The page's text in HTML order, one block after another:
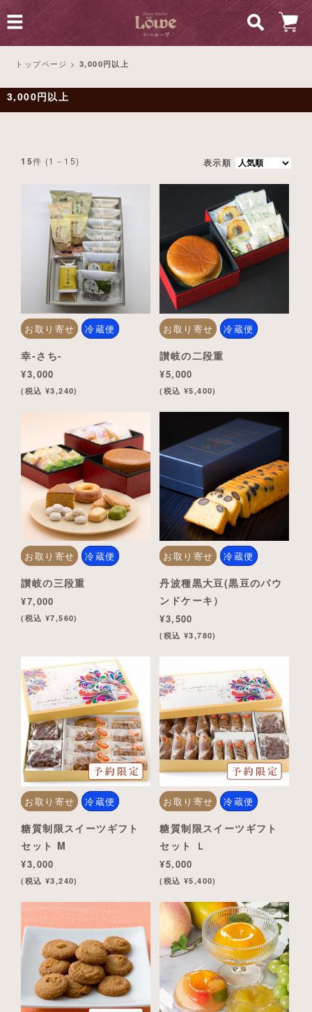
トップページ > 3,000円以上
3,000円以上
15件 (1－15) 表示順
お取り寄せ 冷蔵便
幸-さち-
¥3,000
(税込 ¥3,240)
お取り寄せ 冷蔵便
讃岐の二段重
¥5,000
(税込 ¥5,400)
お取り寄せ 冷蔵便
讃岐の三段重
¥7,000
(税込 ¥7,560)
お取り寄せ 冷蔵便
丹波種黒大豆(黒豆のパウ
ンドケーキ）
¥3,500
(税込 ¥3,780)
お取り寄せ 冷蔵便
糖質制限スイーツギフト
セット M
¥3,000
(税込 ¥3,240)
お取り寄せ 冷蔵便
糖質制限スイーツギフト
セット Ｌ
¥5,000
(税込 ¥5,400)